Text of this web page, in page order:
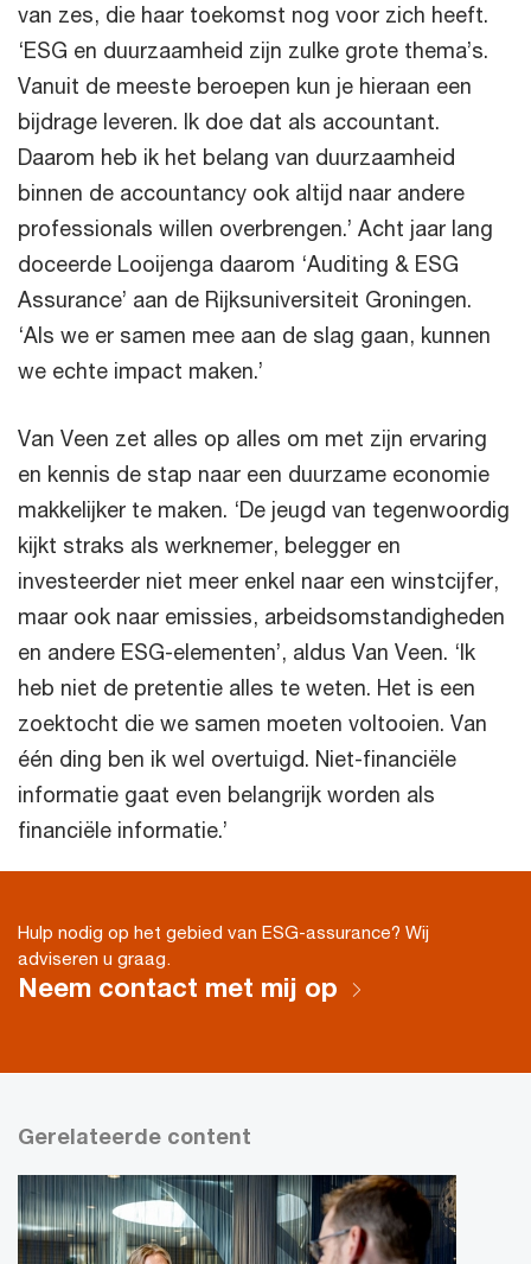
van zes, die haar toekomst nog voor zich heeft.
‘ESG en duurzaamheid zijn zulke grote thema’s.
Vanuit de meeste beroepen kun je hieraan een
bijdrage leveren. Ik doe dat als accountant.
Daarom heb ik het belang van duurzaamheid
binnen de accountancy ook altijd naar andere
professionals willen overbrengen.’ Acht jaar lang
doceerde Looijenga daarom ‘Auditing & ESG
Assurance’ aan de Rijksuniversiteit Groningen.
‘Als we er samen mee aan de slag gaan, kunnen
we echte impact maken.’
Van Veen zet alles op alles om met zijn ervaring
en kennis de stap naar een duurzame economie
makkelijker te maken. ‘De jeugd van tegenwoordig
kijkt straks als werknemer, belegger en
investeerder niet meer enkel naar een winstcijfer,
maar ook naar emissies, arbeidsomstandigheden
en andere ESG-elementen’, aldus Van Veen. ‘Ik
heb niet de pretentie alles te weten. Het is een
zoektocht die we samen moeten voltooien. Van
één ding ben ik wel overtuigd. Niet-financiële
informatie gaat even belangrijk worden als
financiële informatie.’
Hulp nodig op het gebied van ESG-assurance? Wij
adviseren u graag.
Neem contact met mij op
Gerelateerde content